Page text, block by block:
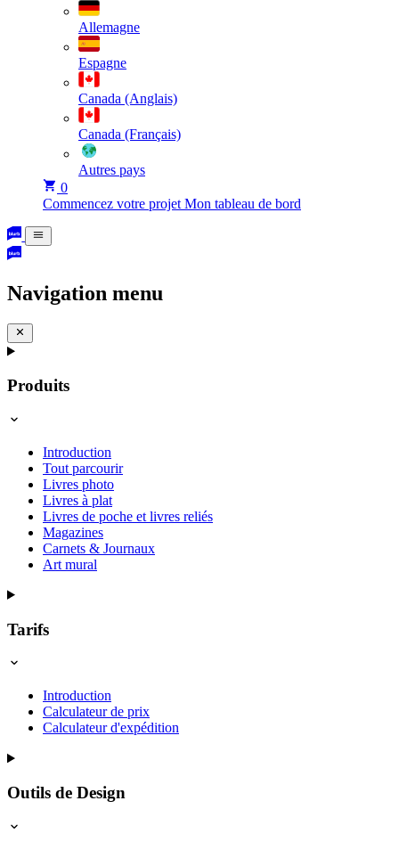
Allemagne
Espagne
Canada (Anglais)
Canada (Français)
Autres pays
0
Commencez votre projet Mon tableau de bord
Navigation menu
Produits
Introduction
Tout parcourir
Livres photo
Livres à plat
Livres de poche et livres reliés
Magazines
Carnets & Journaux
Art mural
Tarifs
Introduction
Calculateur de prix
Calculateur d'expédition
Outils de Design